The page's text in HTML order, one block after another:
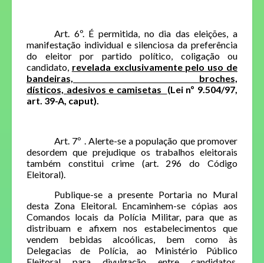
Art. 6º. É permitida, no dia das eleições, a
manifestação individual e silenciosa da preferência
do eleitor por partido político, coligação ou
candidato, revelada exclusivamente pelo uso de
bandeiras, broches,
dísticos, adesivos e camisetas (Lei nº 9.504/97,
art. 39-A, caput).
Art. 7º . Alerte-se a população que promover
desordem que prejudique os trabalhos eleitorais
também constitui crime (art. 296 do Código
Eleitoral).
Publique-se a presente Portaria no Mural
desta Zona Eleitoral. Encaminhem-se cópias aos
Comandos locais da Polícia Militar, para que as
distribuam e afixem nos estabelecimentos que
vendem bebidas alcoólicas, bem como às
Delegacias de Polícia, ao Ministério Público